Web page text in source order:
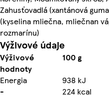
Zahusťovadlá (xantánová
(kyselina mliečna, mliečnan
rozmarínu)
Výživové údaje
Výživové
hodnoty
100 g
Energia
938 kJ
-
224 kcal